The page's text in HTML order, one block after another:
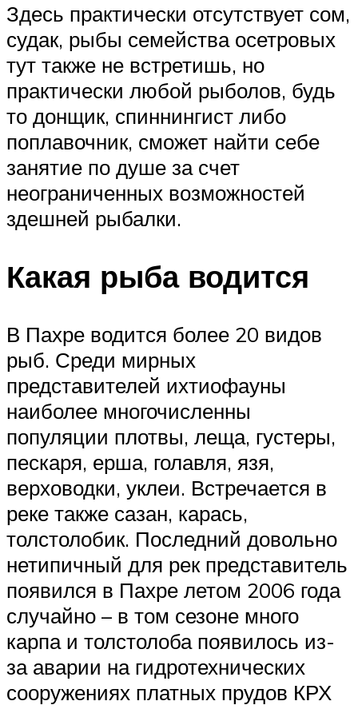
Здесь практически отсутствует сом,
судак, рыбы семейства осетровых
тут также не встретишь, но
практически любой рыболов, будь
то донщик, спиннингист либо
поплавочник, сможет найти себе
занятие по душе за счет
неограниченных возможностей
здешней рыбалки.
Какая рыба водится
В Пахре водится более 20 видов
рыб. Среди мирных
представителей ихтиофауны
наиболее многочисленны
популяции плотвы, леща, густеры,
пескаря, ерша, голавля, язя,
верховодки, уклеи. Встречается в
реке также сазан, карась,
толстолобик. Последний довольно
нетипичный для рек представитель
появился в Пахре летом 2006 года
случайно – в том сезоне много
карпа и толстолоба появилось из-
за аварии на гидротехнических
сооружениях платных прудов КРХ